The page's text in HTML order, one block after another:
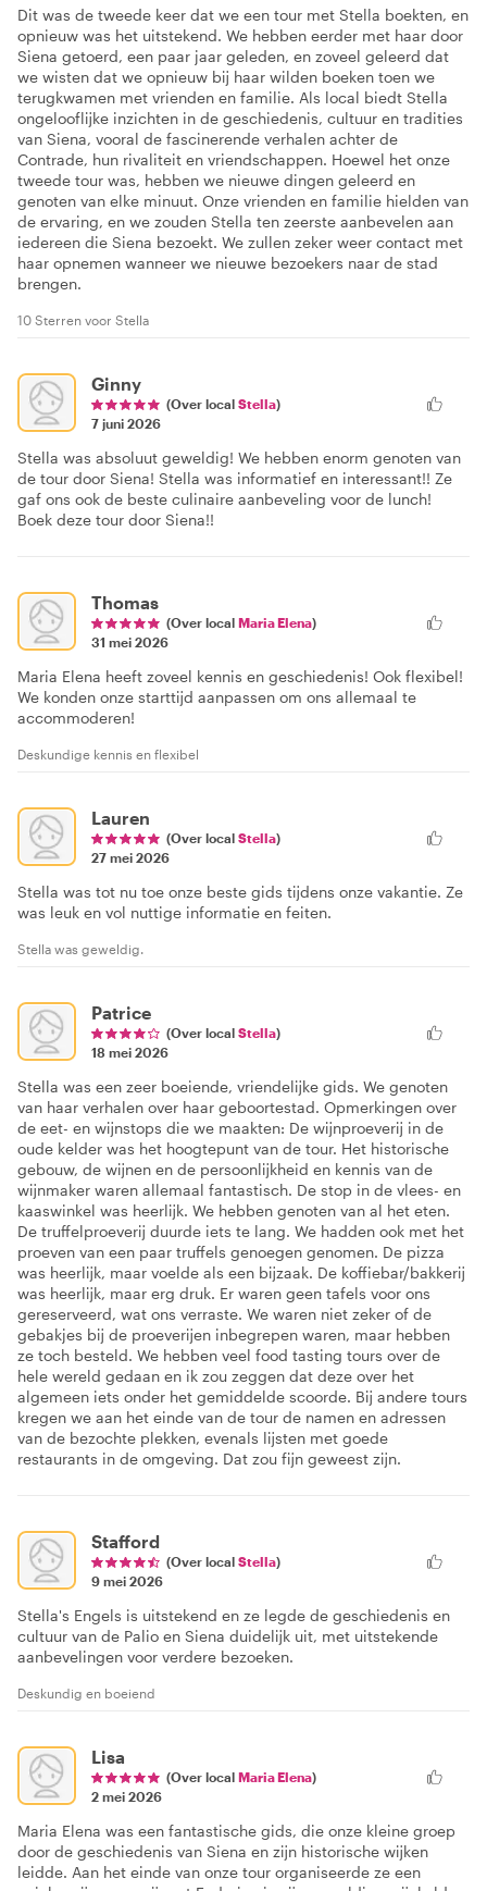
Dit was de tweede keer dat we een tour met Stella boekten, en
opnieuw was het uitstekend. We hebben eerder met haar door
Siena getoerd, een paar jaar geleden, en zoveel geleerd dat
we wisten dat we opnieuw bij haar wilden boeken toen we
terugkwamen met vrienden en familie. Als local biedt Stella
ongelooflijke inzichten in de geschiedenis, cultuur en tradities
van Siena, vooral de fascinerende verhalen achter de
Contrade, hun rivaliteit en vriendschappen. Hoewel het onze
tweede tour was, hebben we nieuwe dingen geleerd en
genoten van elke minuut. Onze vrienden en familie hielden van
de ervaring, en we zouden Stella ten zeerste aanbevelen aan
iedereen die Siena bezoekt. We zullen zeker weer contact met
haar opnemen wanneer we nieuwe bezoekers naar de stad
brengen.
10 Sterren voor Stella
Ginny
(Over local Stella)
7 juni 2026
Stella was absoluut geweldig! We hebben enorm genoten van
de tour door Siena! Stella was informatief en interessant!! Ze
gaf ons ook de beste culinaire aanbeveling voor de lunch!
Boek deze tour door Siena!!
Thomas
(Over local Maria Elena)
31 mei 2026
Maria Elena heeft zoveel kennis en geschiedenis! Ook flexibel!
We konden onze starttijd aanpassen om ons allemaal te
accommoderen!
Deskundige kennis en flexibel
Lauren
(Over local Stella)
27 mei 2026
Stella was tot nu toe onze beste gids tijdens onze vakantie. Ze
was leuk en vol nuttige informatie en feiten.
Stella was geweldig.
Patrice
(Over local Stella)
18 mei 2026
Stella was een zeer boeiende, vriendelijke gids. We genoten
van haar verhalen over haar geboortestad. Opmerkingen over
de eet- en wijnstops die we maakten: De wijnproeverij in de
oude kelder was het hoogtepunt van de tour. Het historische
gebouw, de wijnen en de persoonlijkheid en kennis van de
wijnmaker waren allemaal fantastisch. De stop in de vlees- en
kaaswinkel was heerlijk. We hebben genoten van al het eten.
De truffelproeverij duurde iets te lang. We hadden ook met het
proeven van een paar truffels genoegen genomen. De pizza
was heerlijk, maar voelde als een bijzaak. De koffiebar/bakkerij
was heerlijk, maar erg druk. Er waren geen tafels voor ons
gereserveerd, wat ons verraste. We waren niet zeker of de
gebakjes bij de proeverijen inbegrepen waren, maar hebben
ze toch besteld. We hebben veel food tasting tours over de
hele wereld gedaan en ik zou zeggen dat deze over het
algemeen iets onder het gemiddelde scoorde. Bij andere tours
kregen we aan het einde van de tour de namen en adressen
van de bezochte plekken, evenals lijsten met goede
restaurants in de omgeving. Dat zou fijn geweest zijn.
Stafford
(Over local Stella)
9 mei 2026
Stella's Engels is uitstekend en ze legde de geschiedenis en
cultuur van de Palio en Siena duidelijk uit, met uitstekende
aanbevelingen voor verdere bezoeken.
Deskundig en boeiend
Lisa
(Over local Maria Elena)
2 mei 2026
Maria Elena was een fantastische gids, die onze kleine groep
door de geschiedenis van Siena en zijn historische wijken
leidde. Aan het einde van onze tour organiseerde ze een